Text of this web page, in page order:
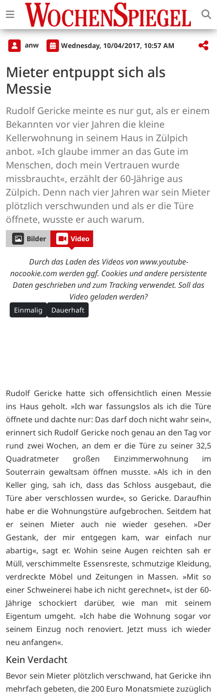
anw Wednesday, 10/04/2017, 10:57 AM
Mieter entpuppt sich als
Messie
Rudolf Gericke meinte es nur gut, als er einem
Bekannten vor vier Jahren die kleine
Kellerwohnung in seinem Haus in Zülpich
anbot. »Ich glaube immer an das Gute im
Menschen, doch mein Vertrauen wurde
missbraucht«, erzählt der 60-Jährige aus
Zülpich. Denn nach vier Jahren war sein Mieter
plötzlich verschwunden und als er die Türe
öffnete, wusste er auch warum.
Bilder Video
Durch das Laden des Videos von www.youtube-
nocookie.com werden ggf. Cookies und andere persistente
Daten geschrieben und zum Tracking verwendet. Soll das
Video geladen werden?
Einmalig Dauerhaft
Rudolf Gericke hatte sich offensichtlich einen Messie
ins Haus geholt. »Ich war fassungslos als ich die Türe
öffnete und dachte nur: Das darf doch nicht wahr sein«,
erinnert sich Rudolf Gericke noch genau an den Tag vor
rund zwei Wochen, an dem er die Türe zu seiner 32,5
Quadratmeter großen Einzimmerwohnung im
Souterrain gewaltsam öffnen musste. »Als ich in den
Keller ging, sah ich, dass das Schloss ausgebaut, die
Türe aber verschlossen wurde«, so Gericke. Daraufhin
habe er die Wohnungstüre aufgebrochen. Seitdem hat
er seinen Mieter auch nie wieder gesehen. »Der
Gestank, der mir entgegen kam, war einfach nur
abartig«, sagt er. Wohin seine Augen reichten sah er
Müll, verschimmelte Essensreste, schmutzige Kleidung,
verdreckte Möbel und Zeitungen in Massen. »Mit so
einer Schweinerei habe ich nicht gerechnet«, ist der 60-
Jährige schockiert darüber, wie man mit seinem
Eigentum umgeht. »Ich habe die Wohnung sogar vor
seinem Einzug noch renoviert. Jetzt muss ich wieder
neu anfangen«.
Kein Verdacht
Bevor sein Mieter plötzlich verschwand, hat Gericke ihn
mehrfach gebeten, die 200 Euro Monatsmiete zuzüglich